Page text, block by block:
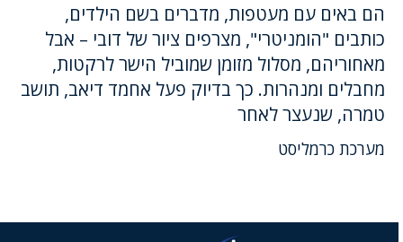
הם באים עם מעטפות, מדברים בשם הילדים,
כותבים "הומניטרי", מצרפים ציור של דובי – אבל
מאחוריהם, מסלול מזומן שמוביל הישר לרקטות,
מחבלים ומנהרות. כך בדיוק פעל אחמד דיאב, תושב
טמרה, שנעצר לאחר
מערכת כרמליסט